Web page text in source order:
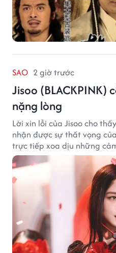
SAO 2 giờ trước
Jisoo (BLACKPINK)
nặng lòng
Lời xin lỗi của Jisoo cho
nhận được sự thất vọng
trực tiếp xoa dịu những